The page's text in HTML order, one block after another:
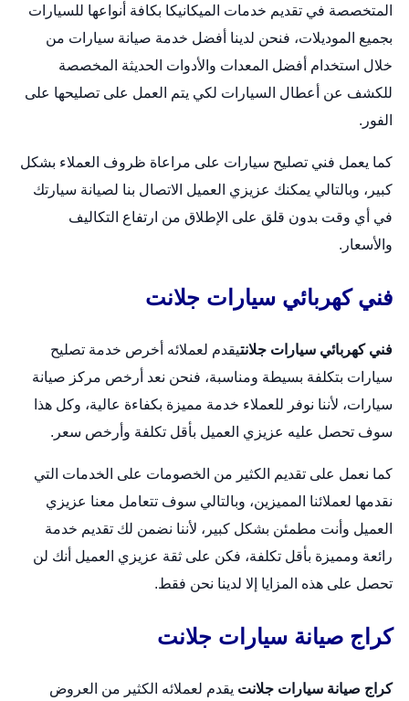
المتخصصة في تقديم خدمات الميكانيكا بكافة أنواعها للسيارات
بجميع الموديلات، فنحن لدينا أفضل خدمة صيانة سيارات من
خلال استخدام أفضل المعدات والأدوات الحديثة المخصصة
للكشف عن أعطال السيارات لكي يتم العمل على تصليحها على
الفور.
كما يعمل فني تصليح سيارات على مراعاة ظروف العملاء بشكل
كبير، وبالتالي يمكنك عزيزي العميل الاتصال بنا لصيانة سيارتك
في أي وقت بدون قلق على الإطلاق من ارتفاع التكاليف
والأسعار.
فني كهربائي سيارات جلانت
فني كهربائي سيارات جلانتيقدم لعملائه أخرص خدمة تصليح
سيارات بتكلفة بسيطة ومناسبة، فنحن نعد أرخص مركز صيانة
سيارات، لأننا نوفر للعملاء خدمة مميزة بكفاءة عالية، وكل هذا
سوف تحصل عليه عزيزي العميل بأقل تكلفة وأرخص سعر.
كما نعمل على تقديم الكثير من الخصومات على الخدمات التي
نقدمها لعملائنا المميزين، وبالتالي سوف تتعامل معنا عزيزي
العميل وأنت مطمئن بشكل كبير، لأننا نضمن لك تقديم خدمة
رائعة ومميزة بأقل تكلفة، فكن على ثقة عزيزي العميل أنك لن
تحصل على هذه المزايا إلا لدينا نحن فقط.
كراج صيانة سيارات جلانت
كراج صيانة سيارات جلانت يقدم لعملائه الكثير من العروض